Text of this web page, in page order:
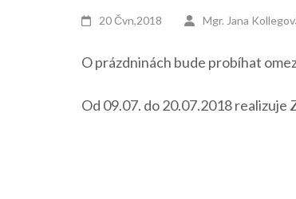
20 Čvn,2018 Mgr. Jana
O prázdninách bude probíhat
Od 09.07. do 20.07.2018 realizuje